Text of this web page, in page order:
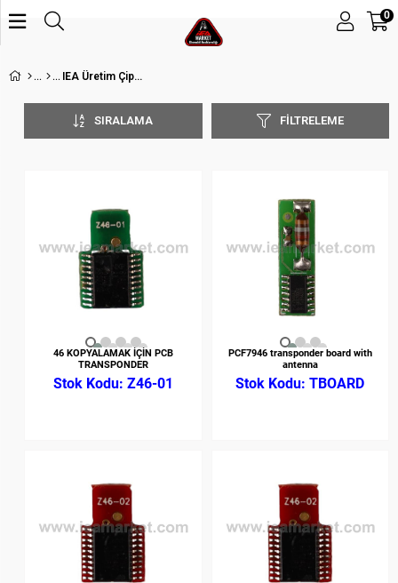
0
IEA Üretim Çipler
FILTRELEME
SIRALAMA
46 KOPYALAMAK İÇİN PCB
TRANSPONDER
Z46-01
PCF7946 transponder board with
antenna
TBOARD